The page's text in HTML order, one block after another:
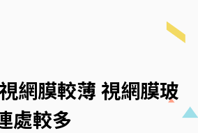
網膜較薄 視網膜玻
處較多